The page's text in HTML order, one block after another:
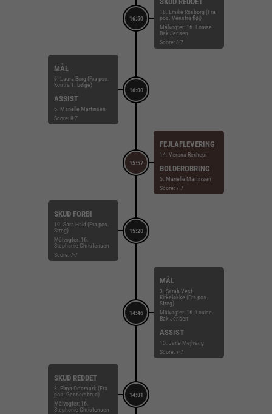
16:50
18. Emilie Rosborg (Fra
pos. Venstre fløj)
Målvogter: 16. Louise
Bak Jensen
Score: 8-7
16:00
MÅL
9. Laura Borg (Fra pos.
Kontra 1. bølge)
ASSIST
5. Marielle Martinsen
Score: 8-7
15:57
FEJLAFLEVERING
14. Verona Rexhepi
BOLDEROBRING
5. Marielle Martinsen
Score: 7-7
15:20
SKUD FORBI
19. Sara Hald (Fra pos.
Streg)
Målvogter: 16.
Stephanie Christensen
Score: 7-7
14:46
MÅL
3. Sarah Vest
Kirkeløkke (Fra pos.
Streg)
Målvogter: 16. Louise
Bak Jensen
ASSIST
15. Jane Mejlvang
Score: 7-7
14:01
SKUD REDDET
8. Elma Örtemark (Fra
pos. Gennembrud)
Målvogter: 16.
Stephanie Christensen